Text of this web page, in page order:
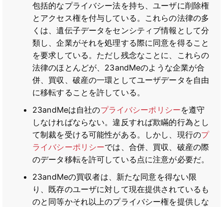
包括的なプライバシー法を持ち、ユーザに削除権
とアクセス権を付与している。これらの法律の多
くは、遺伝子データをセンシティブ情報として分
類し、企業がそれを処理する際に同意を得ること
を要求している。ただし残念なことに、これらの
法律のほとんどが、23andMeのような企業が合
併、買収、破産の一環としてユーザデータを自由
に移転することを許している。
23andMeは自社のプライバシーポリシーを遵守
しなければならない。違反すれば欺瞞的行為とし
て制裁を受ける可能性がある。しかし、現行のプ
ライバシーポリシーでは、合併、買収、破産の際
のデータ移転を許可している点に注意が必要だ。
23andMeの買収者は、新たな同意を得ない限
り、既存のユーザに対して現在提供されているも
のと同等かそれ以上のプライバシー権を提供しな